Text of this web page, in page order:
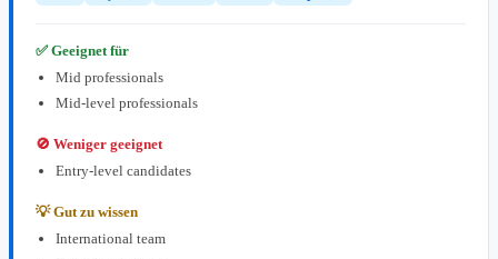
✅ Geeignet für
Mid professionals
Mid-level professionals
🚫 Weniger geeignet
Entry-level candidates
💡 Gut zu wissen
International team